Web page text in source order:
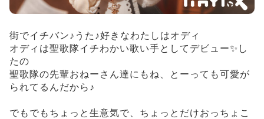
街でイチバン♪うた♪好きなわたしはオディ
オディは聖歌隊イチわかい歌い手としてデビュー✨し
たの
聖歌隊の先輩おねーさん達にもね、とーっても可愛が
られてるんだから♪
でもでもちょっと生意気で、ちょっとだけおっちょこ